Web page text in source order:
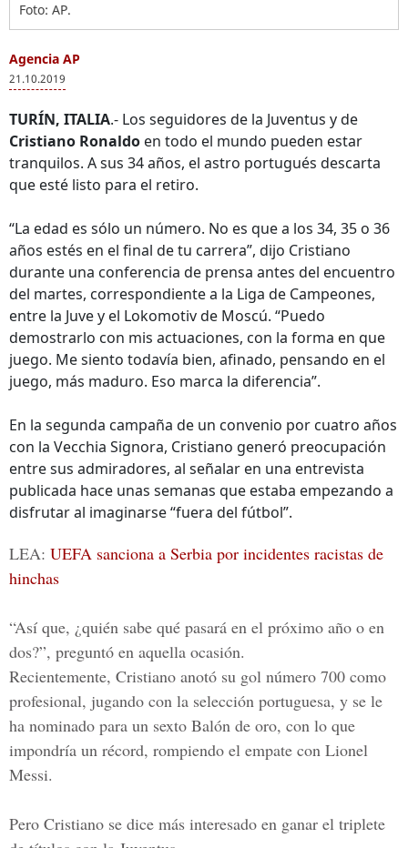
Foto: AP.
Agencia AP
21.10.2019
TURÍN, ITALIA.- Los seguidores de la Juventus y de
Cristiano Ronaldo en todo el mundo pueden estar
tranquilos. A sus 34 años, el astro portugués descarta
que esté listo para el retiro.
“La edad es sólo un número. No es que a los 34, 35 o 36
años estés en el final de tu carrera”, dijo Cristiano
durante una conferencia de prensa antes del encuentro
del martes, correspondiente a la Liga de Campeones,
entre la Juve y el Lokomotiv de Moscú. “Puedo
demostrarlo con mis actuaciones, con la forma en que
juego. Me siento todavía bien, afinado, pensando en el
juego, más maduro. Eso marca la diferencia”.
En la segunda campaña de un convenio por cuatro años
con la Vecchia Signora, Cristiano generó preocupación
entre sus admiradores, al señalar en una entrevista
publicada hace unas semanas que estaba empezando a
disfrutar al imaginarse “fuera del fútbol”.
LEA: UEFA sanciona a Serbia por incidentes racistas de
hinchas
“Así que, ¿quién sabe qué pasará en el próximo año o en
dos?”, preguntó en aquella ocasión.
Recientemente, Cristiano anotó su gol número 700 como
profesional, jugando con la selección portuguesa, y se le
ha nominado para un sexto Balón de oro, con lo que
impondría un récord, rompiendo el empate con Lionel
Messi.
Pero Cristiano se dice más interesado en ganar el triplete